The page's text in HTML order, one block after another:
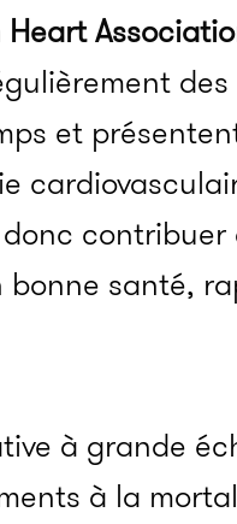
des
et
bonne santé,
à grande
à la